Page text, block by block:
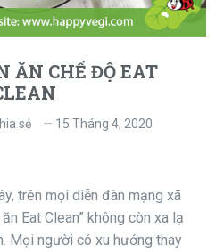
ĂN CHẾ ĐỘ EAT
sẻ 15 Tháng 4, 2020
trên mọi diễn đàn mạng xã
Eat Clean” không còn xa lạ
Mọi người có xu hướng thay